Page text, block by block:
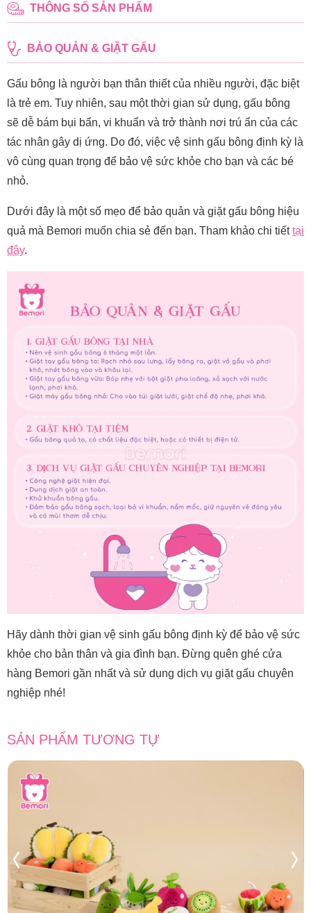
THÔNG SỐ SẢN PHẨM
BẢO QUẢN & GIẶT GẤU
Gấu bông là người bạn thân thiết của nhiều người, đặc biệt
là trẻ em. Tuy nhiên, sau một thời gian sử dụng, gấu bông
sẽ dễ bám bụi bẩn, vi khuẩn và trở thành nơi trú ẩn của các
tác nhân gây dị ứng. Do đó, việc vệ sinh gấu bông định kỳ là
vô cùng quan trọng để bảo vệ sức khỏe cho bạn và các bé
nhỏ.
Dưới đây là một số mẹo để bảo quản và giặt gấu bông hiệu
quả mà Bemori muốn chia sẻ đến bạn. Tham khảo chi tiếttại
đây.
Hãy dành thời gian vệ sinh gấu bông định kỳ để bảo vệ sức
khỏe cho bản thân và gia đình bạn. Đừng quên ghé cửa
hàng Bemori gần nhất và sử dụng dịch vụ giặt gấu chuyên
nghiệp nhé!
SẢN PHẨM TƯƠNG TỰ